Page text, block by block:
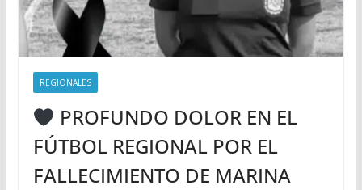
REGIONALES
PROFUNDO DOLOR EN EL
FÚTBOL REGIONAL POR EL
FALLECIMIENTO DE MARINA